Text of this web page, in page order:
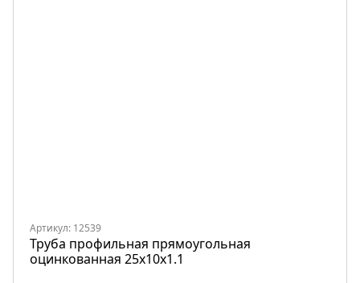
Артикул: 12539
Труба профильная прямоугольная
оцинкованная 25х10х1.1